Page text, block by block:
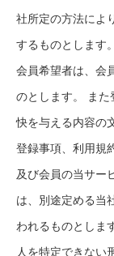
社所定の方法によ
するものとします。
会員希望者は、会
のとします。 また
快を与える内容の
登録事項、利用規
及び会員の当サー
は、別途定める当
われるものとしま
人を特定できない